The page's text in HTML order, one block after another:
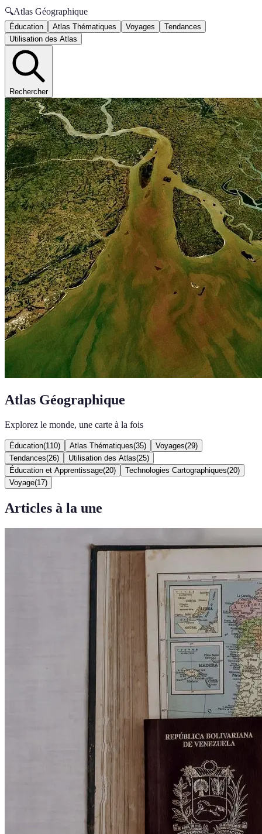
🔍Atlas Géographique
Éducation Atlas Thématiques Voyages
Tendances
Utilisation des Atlas
Rechercher
Atlas Géographique
Explorez le monde, une carte à la fois
Éducation(110) Atlas Thématiques(35) Voyages(29)
Tendances(26) Utilisation des Atlas(25)
Éducation et Apprentissage(20) Technologies Cartographiques(20)
Voyage(17)
Articles à la une